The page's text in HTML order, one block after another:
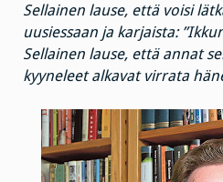
Sellainen lause, että voisi
uusiessaan ja karjaista:
Sellainen lause, että annat
kyyneleet alkavat virrata